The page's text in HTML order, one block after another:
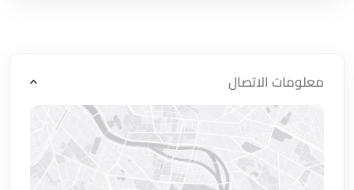
معلومات الاتصال